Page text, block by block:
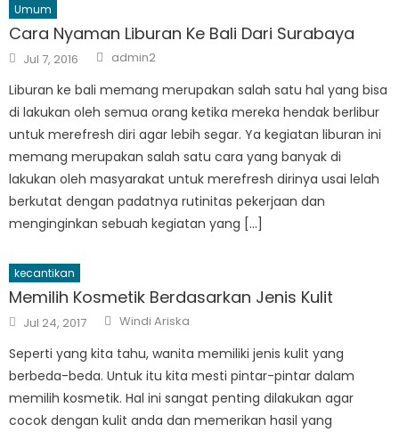
Umum
Cara Nyaman Liburan Ke Bali Dari Surabaya
Posted
on
Jul 7, 2016 Author
admin2
Liburan ke bali memang merupakan salah satu hal yang bisa
di lakukan oleh semua orang ketika mereka hendak berlibur
untuk merefresh diri agar lebih segar. Ya kegiatan liburan ini
memang merupakan salah satu cara yang banyak di
lakukan oleh masyarakat untuk merefresh dirinya usai lelah
berkutat dengan padatnya rutinitas pekerjaan dan
menginginkan sebuah kegiatan yang […]
kecantikan
Memilih Kosmetik Berdasarkan Jenis Kulit
Posted
on
Jul 24, 2017 Author
Windi Ariska
Seperti yang kita tahu, wanita memiliki jenis kulit yang
berbeda-beda. Untuk itu kita mesti pintar-pintar dalam
memilih kosmetik. Hal ini sangat penting dilakukan agar
cocok dengan kulit anda dan memerikan hasil yang